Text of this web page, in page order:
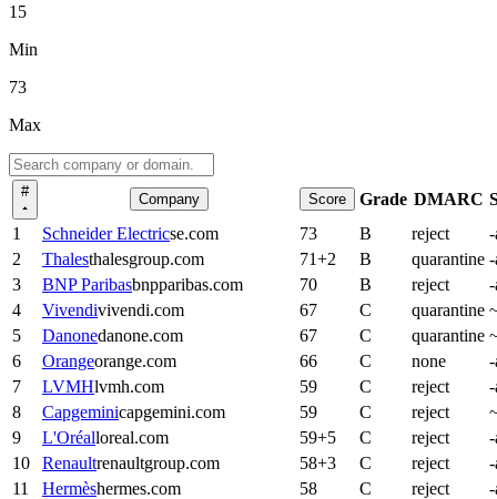
15
Min
73
Max
# Company Score Grade DMARC
1
Schneider Electricse.com 73 B reject
2
Thalesthalesgroup.com 71+2 B quarantine
3
BNP Paribasbnpparibas.com 70 B reject
4
Vivendivivendi.com 67 C quarantine
5
Danonedanone.com 67 C quarantine
6
Orangeorange.com 66 C none
7
LVMHlvmh.com 59 C reject
8
Capgeminicapgemini.com 59 C reject
9
L'Oréalloreal.com 59+5 C reject
10
Renaultrenaultgroup.com 58+3 C reject
11
Hermèshermes.com 58 C reject